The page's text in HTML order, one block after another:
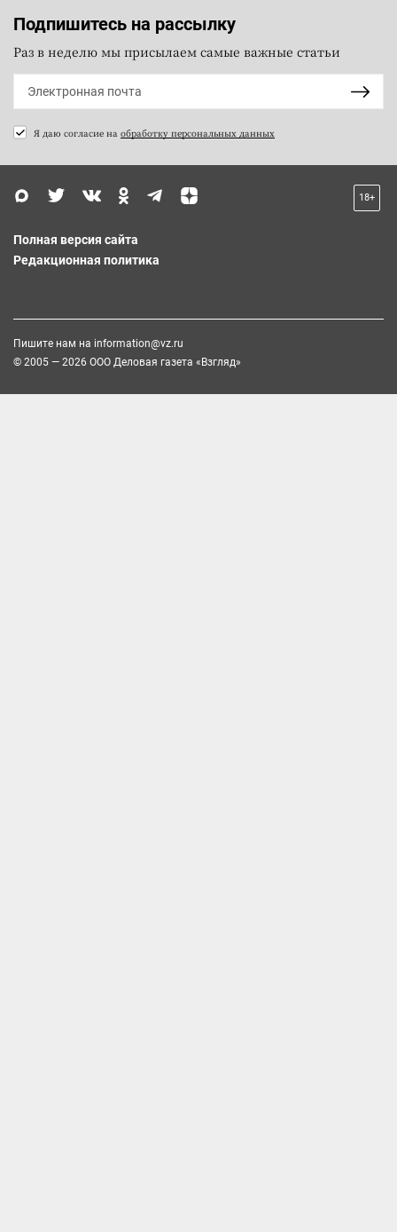
Подпишитесь на рассылку
Раз в неделю мы присылаем самые важные статьи
Я даю согласие на обработку персональных данных
18+
Полная версия сайта
Редакционная политика
Пишите нам на information@vz.ru
© 2005 — 2026 ООО Деловая газета «Взгляд»